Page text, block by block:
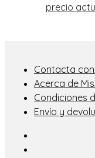
precio
Contacta
Acerca de
Condiciones
Envío y